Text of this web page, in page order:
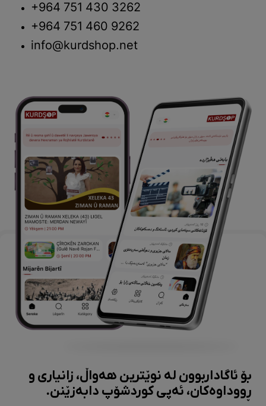
+964 751 430 3262
+964 751 460 9262
info@kurdshop.net
بۆ ئاگاداربوون لە نوێترین هەواڵ، زانیاری و
ڕووداوەکان، ئەپی کوردشۆپ دابەزێنن.